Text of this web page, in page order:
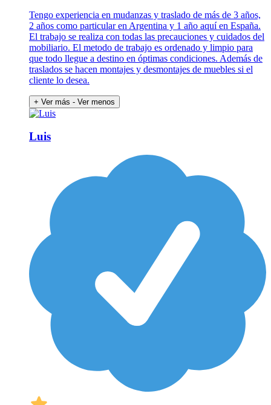
Tengo experiencia en mudanzas y traslado de más de 3 años,
2 años como particular en Argentina y 1 año aquí en España.
El trabajo se realiza con todas las precauciones y cuidados del
mobiliario. El metodo de trabajo es ordenado y limpio para
que todo llegue a destino en óptimas condiciones. Además de
traslados se hacen montajes y desmontajes de muebles si el
cliente lo desea.
+ Ver más - Ver menos
Luis